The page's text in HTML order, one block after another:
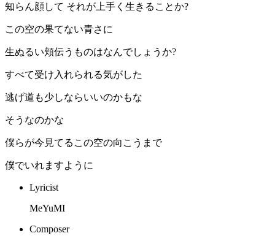
知らん顔して それが上手く生きることか?
この空の果てない青さに
生ぬるい頬伝うものはなんでしょうか?
すべて受け入れられる気がした
逃げ道も少しならいいのかもな
そうなのかな
僕らが今見てるこの空の向こうまで
僕でいれますように
Lyricist
MeYuMI
Composer